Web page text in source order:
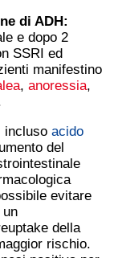
di ADH:
e dopo 2
SSRI ed
manifestino
, anoressia,
incluso acido
del
evitare
un
della
rischio.